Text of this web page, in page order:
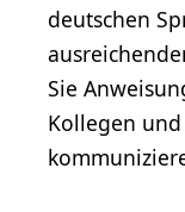
deutschen
Sie
Kollegen